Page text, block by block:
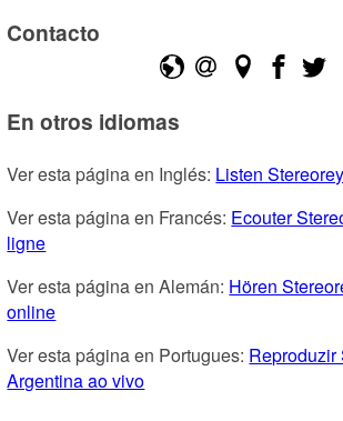
Contacto
En otros idiomas
Ver esta página en Inglés: Listen
Ver esta página en Francés: Ecouter
ligne
Ver esta página en Alemán: Hören
online
Ver esta página en Portugues: Reproduzir
Argentina ao vivo